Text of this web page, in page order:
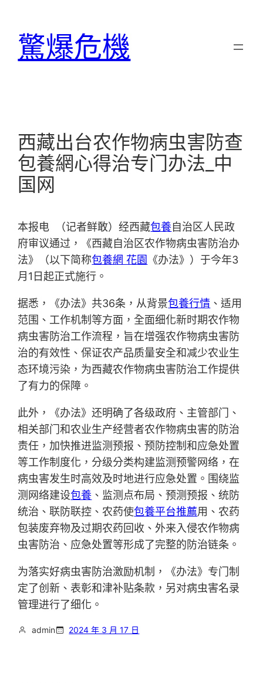
驚爆危機
西藏出台农作物病虫害防查
包養網心得治专门办法_中
国网
本报电 （记者鲜敢）经西藏包養自治区人民政
府审议通过，《西藏自治区农作物病虫害防治办
法》（以下简称包養網 花園 《办法》）于今年3
月1日起正式施行。
据悉，《办法》共36条，从背景包養行情 、适用
范围、工作机制等方面，全面细化新时期农作物
病虫害防治工作流程，旨在增强农作物病虫害防
治的有效性、保证农产品质量安全和减少农业生
态环境污染，为西藏农作物病虫害防治工作提供
了有力的保障。
此外，《办法》还明确了各级政府、主管部门、
相关部门和农业生产经营者农作物病虫害的防治
责任，加快推进监测预报、预防控制和应急处置
等工作制度化，分级分类构建监测预警网络，在
病虫害发生时高效及时地进行应急处置。围绕监
测网络建设包養 、监测点布局、预测预报、统防
统治、联防联控、农药使包養平台推薦用、农药
包装废弃物及过期农药回收、外来入侵农作物病
虫害防治、应急处置等形成了完整的防治链条。
为落实好病虫害防治激励机制，《办法》专门制
定了创新、表彰和津补贴条款，另对病虫害名录
管理进行了细化。
admin 2024 年 3 月 17 日